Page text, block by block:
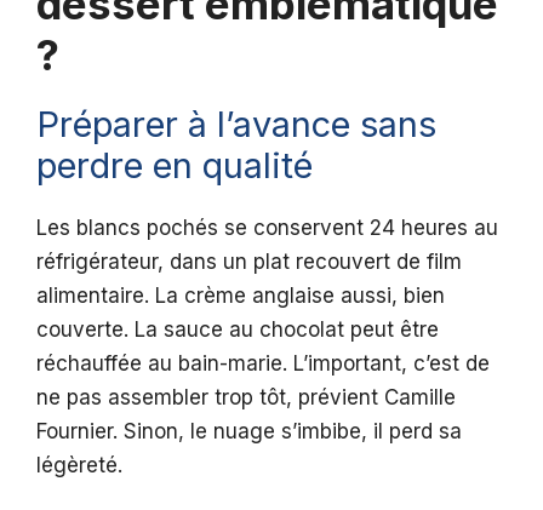
?
Préparer à l’avance sans
perdre en qualité
Les blancs pochés se conservent 24 heures au
réfrigérateur, dans un plat recouvert de film
alimentaire. La crème anglaise aussi, bien
couverte. La sauce au chocolat peut être
réchauffée au bain-marie. L’important, c’est de
ne pas assembler trop tôt, prévient Camille
Fournier. Sinon, le nuage s’imbibe, il perd sa
légèreté.